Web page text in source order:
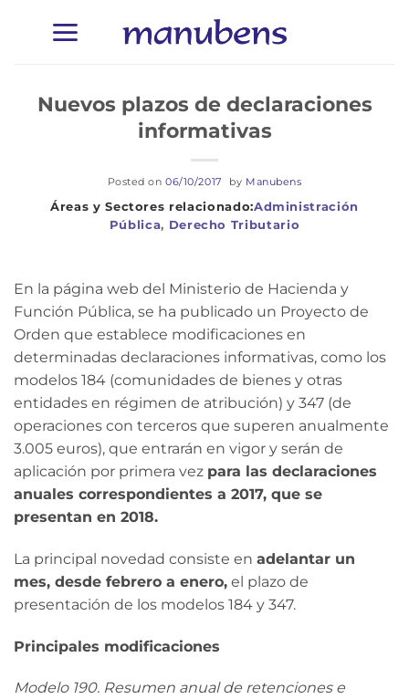
Administración
Pública, Derecho Tributario
Nuevos plazos de declaraciones
informativas
Posted on06/10/2017 by Manubens
En la página web del Ministerio de Hacienda y
Función Pública, se ha publicado un Proyecto de
Orden que establece modificaciones en
determinadas declaraciones informativas, como los
modelos 184 (comunidades de bienes y otras
entidades en régimen de atribución) y 347 (de
operaciones con terceros que superen anualmente
3.005 euros), que entrarán en vigor y serán de
aplicación por primera vez para las declaraciones
anuales correspondientes a 2017, que se
presentan en 2018.
La principal novedad consiste en adelantar un
mes, desde febrero a enero, el plazo de
presentación de los modelos 184 y 347.
Principales modificaciones
Modelo 190. Resumen anual de retenciones e